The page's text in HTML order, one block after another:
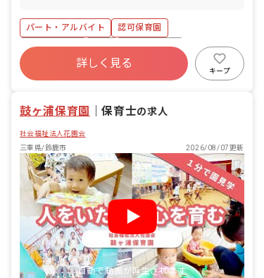
パート・アルバイト
認可保育園
社会保険完備
有給
福利厚生充実
残業少なめ
昇給昇進あり
詳しく見る
キープ
鼓ヶ浦保育園 ｜保育士の求人
社会福祉法人花園会
三重県/鈴鹿市
2026/08/07更新
自動で動画が再生されます